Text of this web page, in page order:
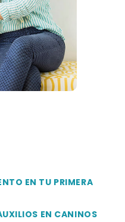
EN TU PRIMERA
EN CANINOS